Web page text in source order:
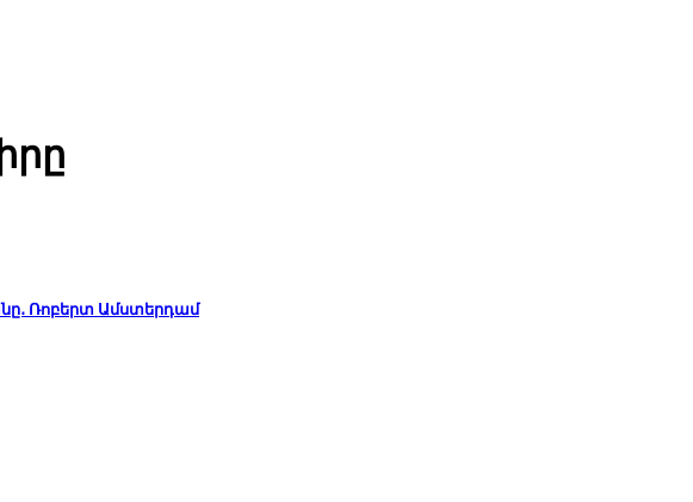
Ռոբերտ Ամստերդամ